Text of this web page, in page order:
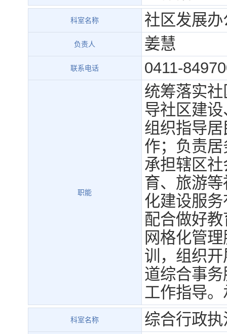
科室名称 社区发展办
负责人 姜慧
联系电话 0411-
职能
统筹落实
导社区建
组织指导
作；负责
承担辖区
育、旅游
化建设服
配合做好
网格化管
训，组织
道综合事
工作指导
科室名称 综合行政